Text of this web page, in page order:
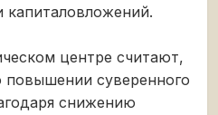
капиталовложений.
центре считают,
суверенного
снижению